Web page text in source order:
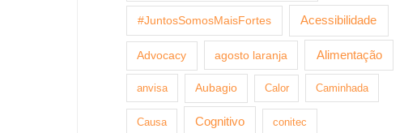
#JuntosSomosMaisFortes Acessibilidade
Advocacy agosto laranja Alimentação
anvisa Aubagio Calor Caminhada
Causa Cognitivo conitec